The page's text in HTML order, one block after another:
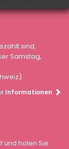
sind,
Samstag,
Informationen
und holen Sie